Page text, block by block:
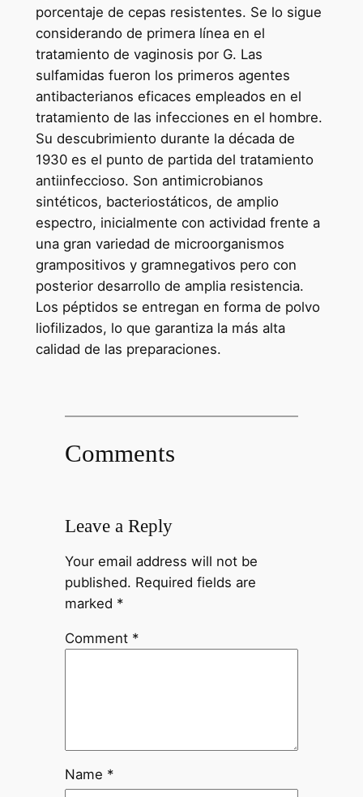
porcentaje de cepas resistentes. Se lo sigue
considerando de primera línea en el
tratamiento de vaginosis por G. Las
sulfamidas fueron los primeros agentes
antibacterianos eficaces empleados en el
tratamiento de las infecciones en el hombre.
Su descubrimiento durante la década de
1930 es el punto de partida del tratamiento
antiinfeccioso. Son antimicrobianos
sintéticos, bacteriostáticos, de amplio
espectro, inicialmente con actividad frente a
una gran variedad de microorganismos
grampositivos y gramnegativos pero con
posterior desarrollo de amplia resistencia.
Los péptidos se entregan en forma de polvo
liofilizados, lo que garantiza la más alta
calidad de las preparaciones.
Comments
Leave a Reply
Your email address will not be
published. Required fields are
marked *
Comment *
Name *